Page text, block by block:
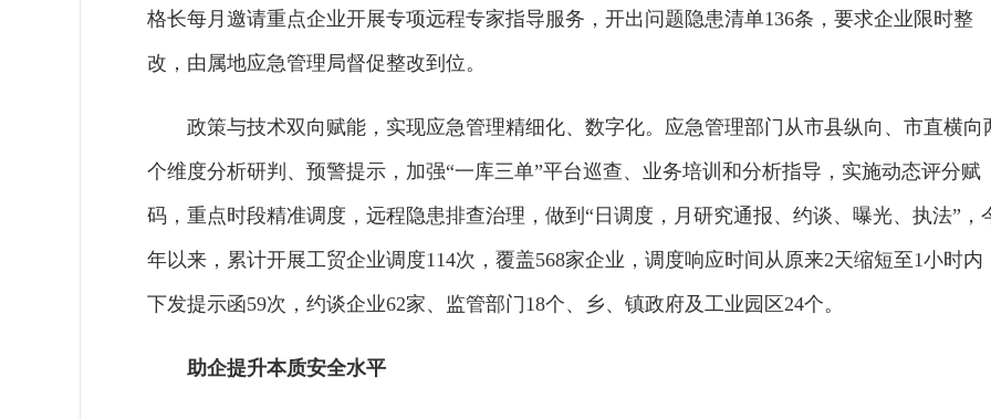
格长每月邀请重点企业开展专项远程专家指导服务，开出问题隐患清单136条，要求企业限时整
改，由属地应急管理局督促整改到位。
政策与技术双向赋能，实现应急管理精细化、数字化。应急管理部门从市县纵向、市直横向
个维度分析研判、预警提示，加强“一库三单”平台巡查、业务培训和分析指导，实施动态评分赋
码，重点时段精准调度，远程隐患排查治理，做到“日调度，月研究通报、约谈、曝光、执法”，
年以来，累计开展工贸企业调度114次，覆盖568家企业，调度响应时间从原来2天缩短至1小时内
下发提示函59次，约谈企业62家、监管部门18个、乡、镇政府及工业园区24个。
助企提升本质安全水平